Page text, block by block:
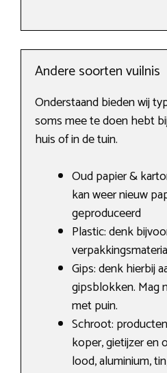
Andere soorten vuilnis
Onderstaand bieden wij
soms mee te doen hebt
huis of in de tuin.
Oud papier &
kan weer nieuw
geproduceerd
Plastic: denk
Gips: denk hierbij
gipsblokken. Mag
met puin.
Schroot:
koper, gietijzer en
lood, aluminium,